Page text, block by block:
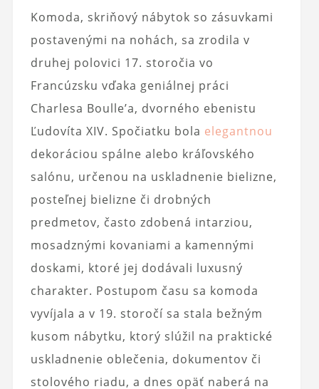
Komoda, skriňový nábytok so zásuvkami
postavenými na nohách, sa zrodila v
druhej polovici 17. storočia vo
Francúzsku vďaka geniálnej práci
Charlesa Boulle’a, dvorného ebenistu
Ľudovíta XIV. Spočiatku bola elegantnou
dekoráciou spálne alebo kráľovského
salónu, určenou na uskladnenie bielizne,
posteľnej bielizne či drobných
predmetov, často zdobená intarziou,
mosadznými kovaniami a kamennými
doskami, ktoré jej dodávali luxusný
charakter. Postupom času sa komoda
vyvíjala a v 19. storočí sa stala bežným
kusom nábytku, ktorý slúžil na praktické
uskladnenie oblečenia, dokumentov či
stolového riadu, a dnes opäť naberá na